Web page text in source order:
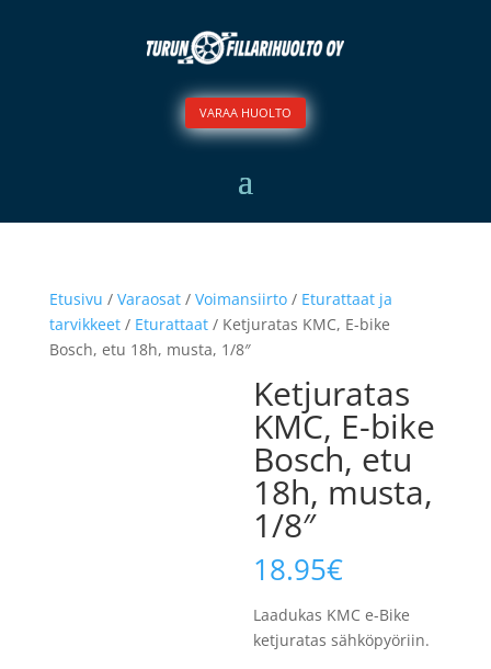
VARAA HUOLTO
Etusivu / Varaosat/ Voimansiirto/ Eturattaat ja
tarvikkeet/ Eturattaat/ Ketjuratas KMC, E-bike
Bosch, etu 18h, musta, 1/8″
Ketjuratas
KMC, E-bike
Bosch, etu
18h, musta,
1/8″
18.95€
Laadukas KMC e-Bike
ketjuratas sähköpyöriin.